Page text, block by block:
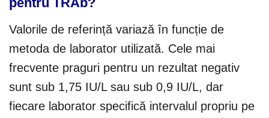
Valorile de referință variază în funcție de
metoda de laborator utilizată. Cele mai
frecvente praguri pentru un rezultat negativ
sunt sub 1,75 IU/L sau sub 0,9 IU/L, dar
fiecare laborator specifică intervalul propriu pe